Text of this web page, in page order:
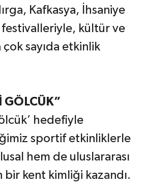
Kafkasya, İhsaniye
festivalleriyle, kültür ve
çok sayıda etkinlik
GÖLCÜK”
hedefiyle
sportif etkinliklerle
hem de uluslararası
bir kent kimliği kazandı.